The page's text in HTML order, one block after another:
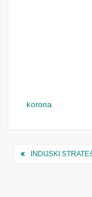
korona
Navigacija
INDIJSKI